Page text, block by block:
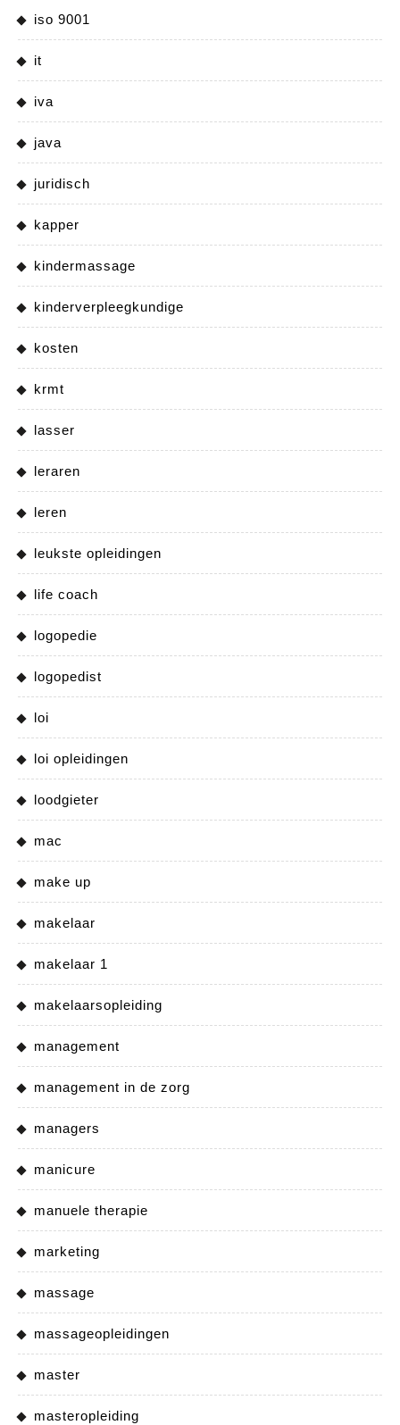
iso 9001
it
iva
java
juridisch
kapper
kindermassage
kinderverpleegkundige
kosten
krmt
lasser
leraren
leren
leukste opleidingen
life coach
logopedie
logopedist
loi
loi opleidingen
loodgieter
mac
make up
makelaar
makelaar 1
makelaarsopleiding
management
management in de zorg
managers
manicure
manuele therapie
marketing
massage
massageopleidingen
master
masteropleiding